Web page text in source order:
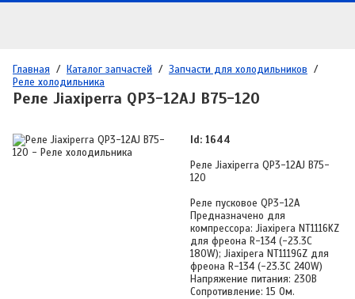
Главная / Каталог запчастей / Запчасти для холодильников /
Реле холодильника
Реле Jiaxiperra QP3-12AJ B75-120
Id: 1644
Реле Jiaxiperra QP3-12AJ B75-
120
Реле пусковое QP3-12A
Предназначено для
компрессора: Jiaxipera NT1116KZ
для фреона R-134 (-23.3С
180W); Jiaxipera NT1119GZ для
фреона R-134 (-23.3С 240W)
Напряжение питания: 230В
Сопротивление: 15 Ом.